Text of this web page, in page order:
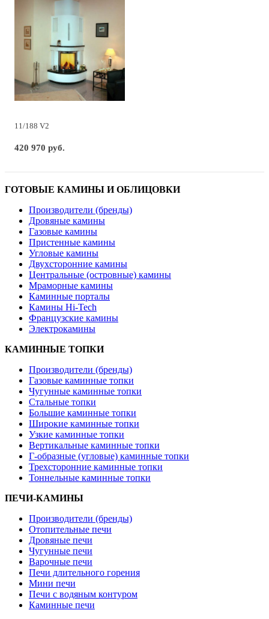
11/188 V2
420 970 руб.
ГОТОВЫЕ КАМИНЫ И ОБЛИЦОВКИ
Производители (бренды)
Дровяные камины
Газовые камины
Пристенные камины
Угловые камины
Двухсторонние камины
Центральные (островные) камины
Мраморные камины
Каминные порталы
Камины Hi-Tech
Французские камины
Электрокамины
КАМИННЫЕ ТОПКИ
Производители (бренды)
Газовые каминные топки
Чугунные каминные топки
Стальные топки
Большие каминные топки
Широкие каминные топки
Узкие каминные топки
Вертикальные каминные топки
Г-образные (угловые) каминные топки
Трехсторонние каминные топки
Тоннельные каминные топки
ПЕЧИ-КАМИНЫ
Производители (бренды)
Отопительные печи
Дровяные печи
Чугунные печи
Варочные печи
Печи длительного горения
Мини печи
Печи с водяным контуром
Каминные печи